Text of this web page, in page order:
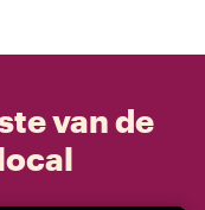
van de